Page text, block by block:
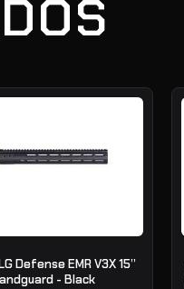
Defense EMR V3X 15”
- Black